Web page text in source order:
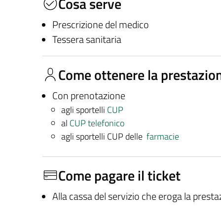
Prescrizione del medico
Tessera sanitaria
Come ottenere la
Con prenotazione
agli sportelli CUP
al CUP telefonico
agli sportelli CUP delle farmacie
Come pagare il ticket
Alla cassa del servizio che eroga la